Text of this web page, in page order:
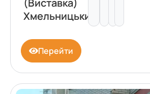
(Виставка)
Хмельницький
Перейти